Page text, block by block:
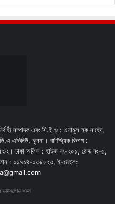
সম্পাদক এবং সি.ই.ও : এনামুল হক সাহেদ,
এভিনিউ, খুলনা। বাণিজ্যিক বিভাগ :
ঢাকা অফিস : হাউজ নং-২০১, রোড নং-৫,
: ০১৭১৪-০৩৮৮২৩, ই-মেইল:
ডাউনলোড করুন